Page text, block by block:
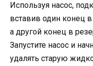
Используя насос,
вставив один конец
а другой конец в
Запустите насос и
удалять старую